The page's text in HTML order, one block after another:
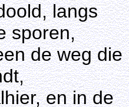
langs
sporen,
de weg die
en in de